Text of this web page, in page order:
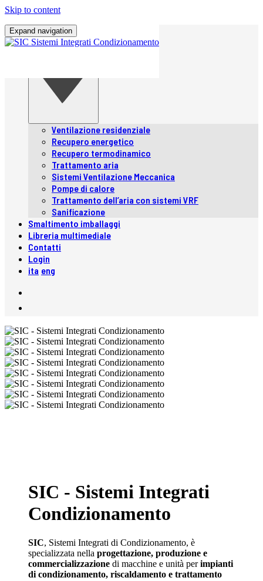
Skip to content
Expand navigation
Home
Chi siamo
Ventilazione residenziale
Recupero energetico
Recupero termodinamico
Trattamento aria
Sistemi Ventilazione Meccanica
Pompe di calore
Trattamento dell’aria con sistemi VRF
Sanificazione
Smaltimento imballaggi
Libreria multimediale
Contatti
Login
ita eng
SIC - Sistemi Integrati
Condizionamento
SIC, Sistemi Integrati di Condizionamento, è
specializzata nella progettazione, produzione e
commercializzazione di macchine e unità perimpianti
di condizionamento, riscaldamento e trattamento